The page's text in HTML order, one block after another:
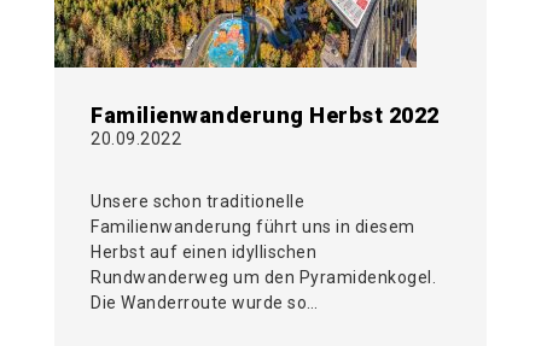
Familienwanderung Herbst 2022
20.09.2022
Unsere schon traditionelle
Familienwanderung führt uns in diesem
Herbst auf einen idyllischen
Rundwanderweg um den Pyramidenkogel.
Die Wanderroute wurde so…